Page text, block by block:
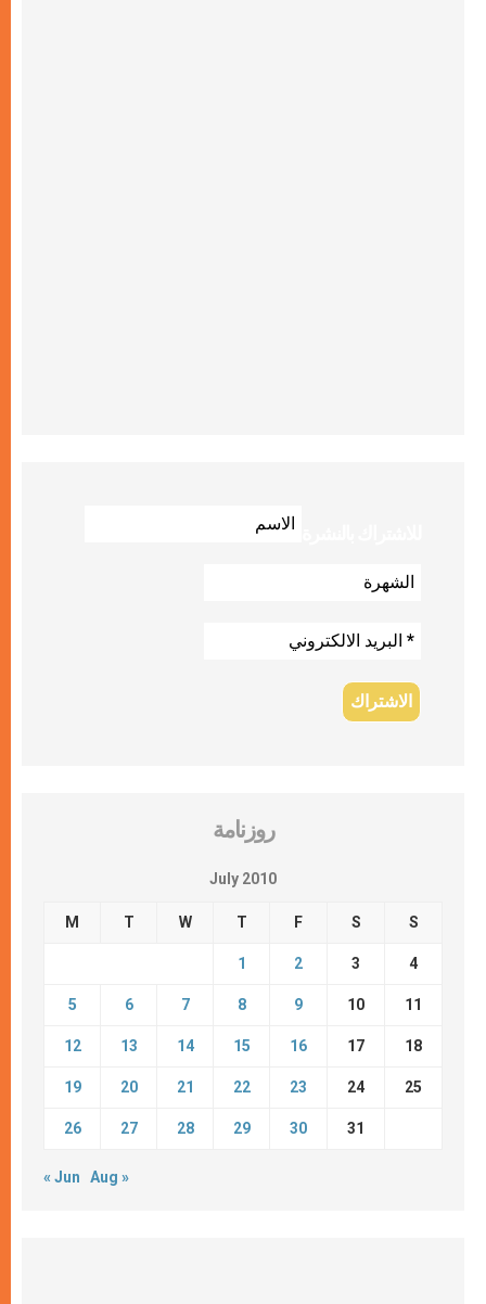
روزنامة
July 2010
M T W T F S S
1 2 3 4
5 6 7 8 9 10 11
12 13 14 15 16 17 18
19 20 21 22 23 24 25
26 27 28 29 30 31
« Jun Aug »